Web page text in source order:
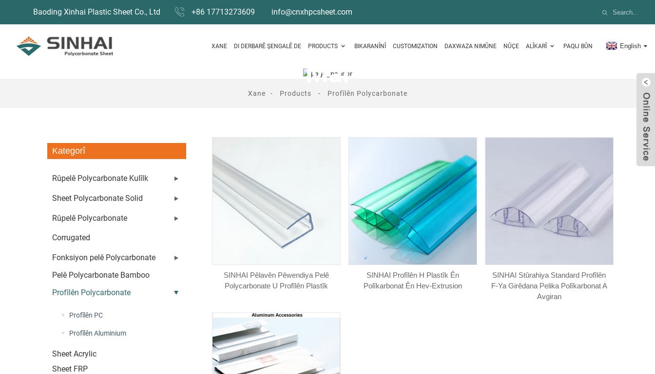
Baoding Xinhai Plastic Sheet Co., Ltd +86 17713273609 info@cnxhpcsheet.com
XANE DI DERBARÊ ŞENGALÊ DE PRODUCTS BIKARANÎNÎ CUSTOMIZATION DAXWAZA NIMÛNE NÛÇE ALÎKARÎ PAQIJ BÛN English
Mal
Xane Products Profîlên Polycarbonate
Kategorî
Rûpelê Polycarbonate Kulîlk
Sheet Polycarbonate Solid
Rûpelê Polycarbonate
Corrugated
Fonksiyon pelê Polycarbonate
Pelê Polycarbonate Bamboo
Profîlên Polycarbonate
Profîlên PC
Profîlên Aluminium
Sheet Acrylic
Sheet FRP
SINHAI Pêlavên Pêwendiya Pelê
Polycarbonate U Profîlên Plastîk
SINHAI Profîlên H Plastîk Ên
Polîkarbonat Ên Hev-Extrusion
SINHAI Stûrahiya Standard Profîlên
F-Ya Girêdana Pelika Polîkarbonat A
Avgiran